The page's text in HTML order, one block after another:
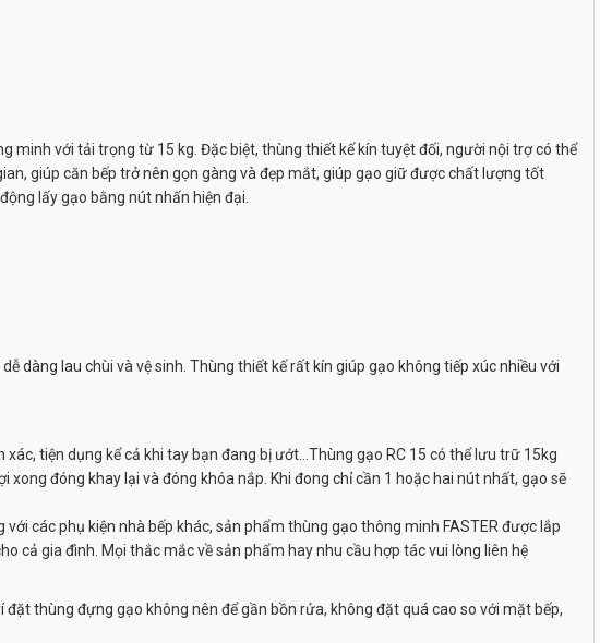
minh với tải trọng từ 15 kg. Đặc biệt, thùng thiết kế kín tuyệt đối, người nội trợ có thể
giúp căn bếp trở nên gọn gàng và đẹp mắt, giúp gạo giữ được chất lượng tốt
lấy gạo bằng nút nhấn hiện đại.
dàng lau chùi và vệ sinh. Thùng thiết kế rất kín giúp gạo không tiếp xúc nhiều với
tiện dụng kể cả khi tay bạn đang bị ướt…Thùng gạo RC 15 có thể lưu trữ 15kg
đóng khay lại và đóng khóa nắp. Khi đong chỉ cần 1 hoặc hai nút nhất, gạo sẽ
các phụ kiện nhà bếp khác, sản phẩm thùng gạo thông minh FASTER được lắp
cả gia đình. Mọi thắc mắc về sản phẩm hay nhu cầu hợp tác vui lòng liên hệ
thùng đựng gạo không nên để gần bồn rửa, không đặt quá cao so với mặt bếp,